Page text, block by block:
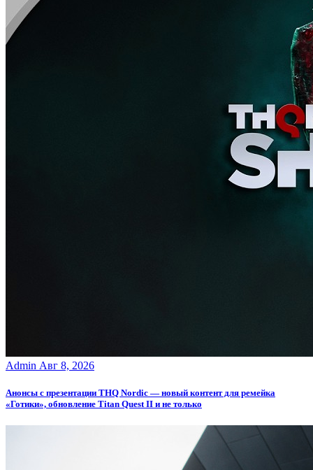
Admin Авг 8, 2026
Анонсы с презентации THQ Nordic — новый контент для ремейка
«Готики», обновление Titan Quest II и не только